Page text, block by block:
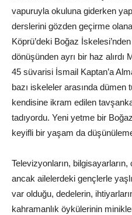
vapuruyla okuluna giderken
derslerini gözden geçirme
Köprü’deki Boğaz
dönüşünden ayrı bir haz alırdı
45 süvarisi İsmail Kaptan’a
bazı iskeleler arasında
kendisine ikram edilen
tadıyordu. Yeni yetme bir
keyifli bir yaşam da
Televizyonların, bilgisayarların,
ancak ailelerdeki gençlerle
var olduğu, dedelerin,
kahramanlık öykülerinin